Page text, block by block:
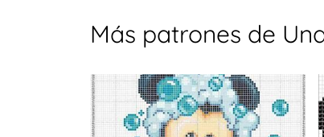
Más patrones de